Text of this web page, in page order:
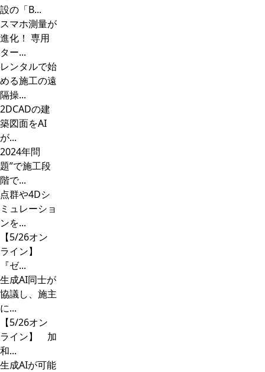
設の「B...
スマホ測量が
進化！ 専用
ター...
レンタルで始
める施工の遠
隔操...
2DCADの建
築図面をAI
が...
2024年問
題”で施工段
階で...
点群や4Dシ
ミュレーショ
ンを...
【5/26オン
ライン】
『ゼ...
生成AI同士が
協議し、施主
に...
【5/26オン
ライン】 加
和...
生成AIが可能